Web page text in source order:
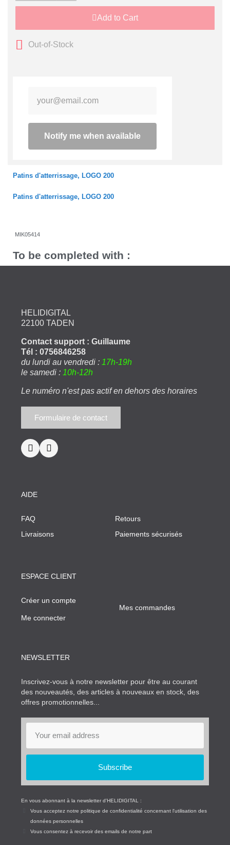
Add to Cart
Out-of-Stock
Notify me when available
Patins d'atterrissage, LOGO 200
Patins d'atterrissage, LOGO 200
MIK05414
To be completed with :
HELIDIGITAL
22100 TADEN
Contact support : Guillaume
Tél : 0756846258
du lundi au vendredi : 17h-19h
le samedi : 10h-12h
Le numéro n'est pas actif en dehors des horaires
Formulaire de contact
AIDE
FAQ
Livraisons
Retours
Paiements sécurisés
ESPACE CLIENT
Créer un compte
Me connecter
Mes commandes
NEWSLETTER
Inscrivez-vous à notre newsletter pour être au courant
des nouveautés, des articles à nouveaux en stock, des
offres promotionnelles...
Subscribe
En vous abonnant à la newsletter d'HELIDIGITAL :
Vous acceptez notre politique de confidentialité concernant l'utilisation des
données personnelles
Vous consentez à recevoir des emails de notre part